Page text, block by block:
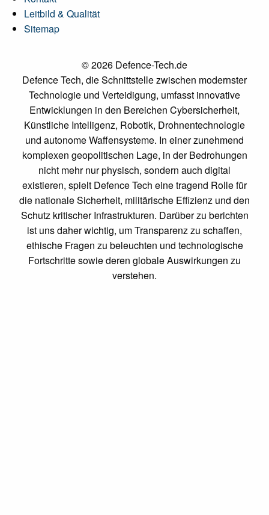
Leitbild & Qualität
Sitemap
© 2026 Defence-Tech.de
Defence Tech, die Schnittstelle zwischen modernster
Technologie und Verteidigung, umfasst innovative
Entwicklungen in den Bereichen Cybersicherheit,
Künstliche Intelligenz, Robotik, Drohnentechnologie
und autonome Waffensysteme. In einer zunehmend
komplexen geopolitischen Lage, in der Bedrohungen
nicht mehr nur physisch, sondern auch digital
existieren, spielt Defence Tech eine tragend Rolle für
die nationale Sicherheit, militärische Effizienz und den
Schutz kritischer Infrastrukturen. Darüber zu berichten
ist uns daher wichtig, um Transparenz zu schaffen,
ethische Fragen zu beleuchten und technologische
Fortschritte sowie deren globale Auswirkungen zu
verstehen.